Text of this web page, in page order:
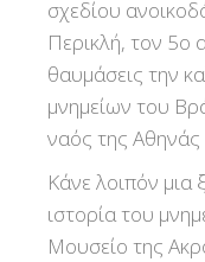
σχεδίου
Περικλή, τον 5ο
θαυμάσεις την
μνημείων του
ναός της Αθηνάς
Κάνε λοιπόν μια
ιστορία του
Μουσείο της